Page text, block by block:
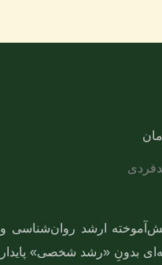
ارشد روان‌شناسی و
بدونِ «رشد شخصی» پایدار